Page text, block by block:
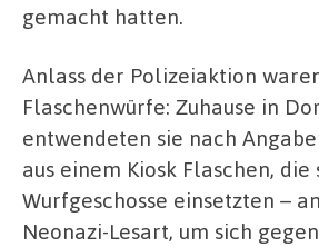
gemacht hatten.
Anlass der Polizeiaktion
Flaschenwürfe: Zuhause in
entwendeten sie nach
aus einem Kiosk Flaschen, die
Wurfgeschosse einsetzten –
Neonazi-Lesart, um sich gegen